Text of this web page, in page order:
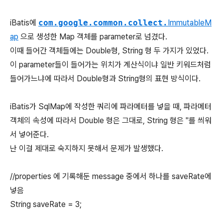
iBatis에 com.google.common.collect. ImmutableM
ap 으로 생성한 Map 객체를 parameter로 넘겼다.
이때 들어간 객체들에는 Double형, String 형 두 가지가 있었다.
이 parameter들이 들어가는 위치가 계산식이냐 일반 키워드처럼
들어가느냐에 따라서 Double형과 String형의 표현 방식이다.
iBatis가 SqlMap에 작성한 쿼리에 파라메터를 넣을 때, 파라메터
객체의 속성에 따라서 Double 형은 그대로, String 형은 ''를 씌워
서 넣어준다.
난 이걸 제대로 숙지하지 못해서 문제가 발생했다.
//properties 에 기록해둔 message 중에서 하나를 saveRate에
넣음
String saveRate = 3;